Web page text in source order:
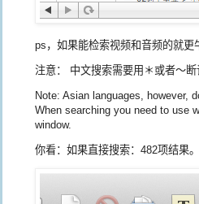
ps，如果能检索视频和音频的就更
注意： 中文搜索需要用＊或者～断
Note: Asian languages, however,
When searching you need to use
window.
你看：如果直接搜索：482项结果。